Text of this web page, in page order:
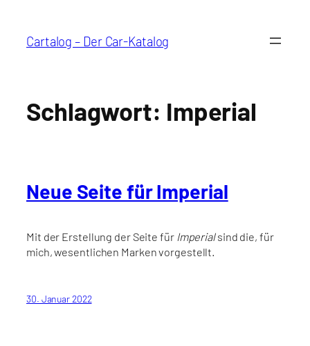
springen
Cartalog – Der Car-Katalog
Schlagwort: Imperial
Neue Seite für Imperial
Mit der Erstellung der Seite für Imperialsind die, für
mich, wesentlichen Marken vorgestellt.
30. Januar 2022